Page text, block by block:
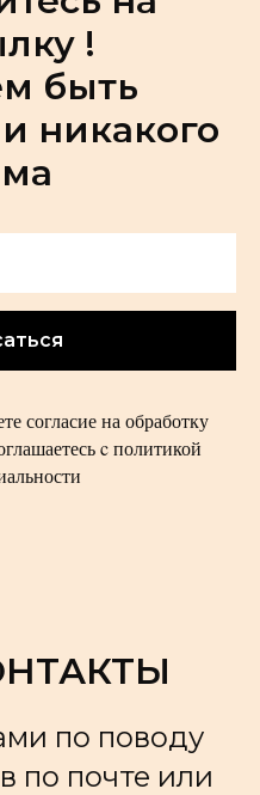
!
быть
никакого
согласие на обработку
c политикой
по поводу
по почте или